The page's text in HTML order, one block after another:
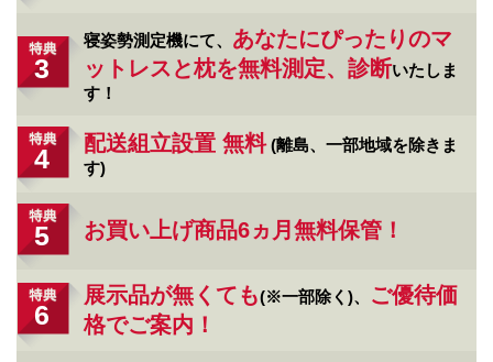
3
寝姿勢測定機にて、 あなたにぴったりのマ
ットレスと枕を無料測定、診断いたしま
す！
4 配送組立設置 無料(離島、一部地域を除きま
す)
5 お買い上げ商品6ヵ月無料保管！
6
展示品が無くても(※一部除く)、
ご優待価
格でご案内！